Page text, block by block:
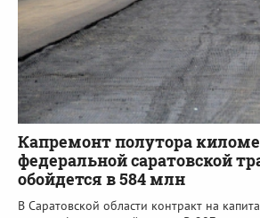
Капремонт полутора
федеральной саратовской
обойдется в 584 млн
В Саратовской области контракт на